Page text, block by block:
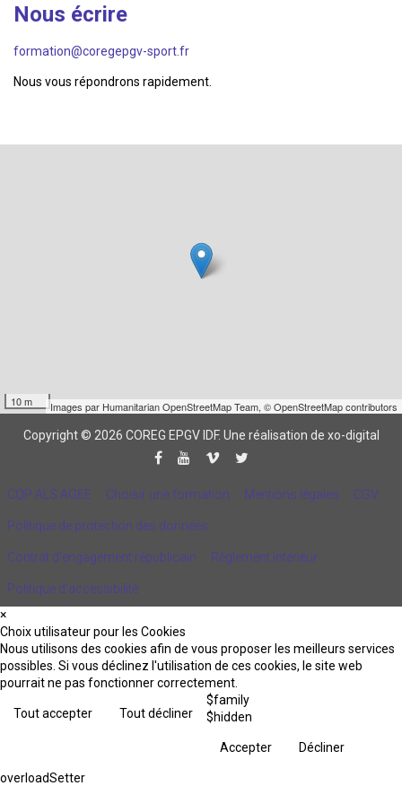
Nous écrire
formation@coregepgv-sport.fr
Nous vous répondrons rapidement.
10 m Images par Humanitarian OpenStreetMap Team, © OpenStreetMap contributors
Copyright © 2026 COREG EPGV IDF. Une réalisation de xo-digital
CQP ALS AGEE Choisir une formation Mentions légales CGV
Politique de protection des données
Contrat d'engagement républicain Règlement intérieur
Politique d’accessibilité
×
Choix utilisateur pour les Cookies
Nous utilisons des cookies afin de vous proposer les meilleurs services
possibles. Si vous déclinez l'utilisation de ces cookies, le site web
pourrait ne pas fonctionner correctement.
Tout accepter Tout décliner
$family
$hidden
Accepter Décliner
overloadSetter